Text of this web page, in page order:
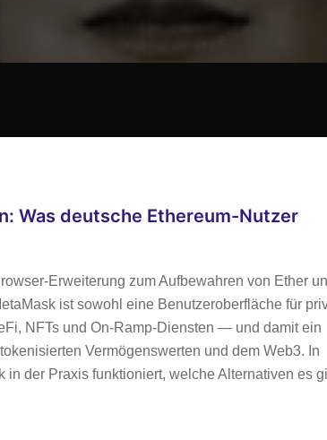
Was deutsche Ethereum-Nutzer
Erweiterung zum Aufbewahren von Ether
ist sowohl eine Benutzeroberfläche für
NFTs und On‑Ramp‑Diensten — und damit ein
Vermögenswerten und dem Web3. In
der Praxis funktioniert, welche Alternativen es